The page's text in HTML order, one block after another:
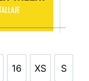
16 XS
XS
S
S